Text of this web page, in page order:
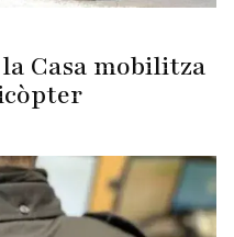
Casa mobilitza